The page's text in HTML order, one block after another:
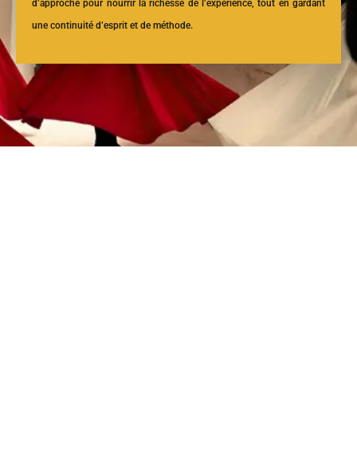
d’approche pour nourrir la richesse de l’expérience, tout en gardant
une continuité d’esprit et de méthode.